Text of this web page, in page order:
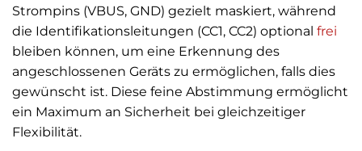
Strompins (VBUS, GND) gezielt maskiert, während
die Identifikationsleitungen (CC1, CC2) optional frei
bleiben können, um eine Erkennung des
angeschlossenen Geräts zu ermöglichen, falls dies
gewünscht ist. Diese feine Abstimmung ermöglicht
ein Maximum an Sicherheit bei gleichzeitiger
Flexibilität.